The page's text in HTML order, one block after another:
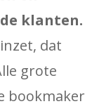
klanten.
dat
grote
bookmaker